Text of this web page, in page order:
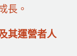
長。
其運營者人